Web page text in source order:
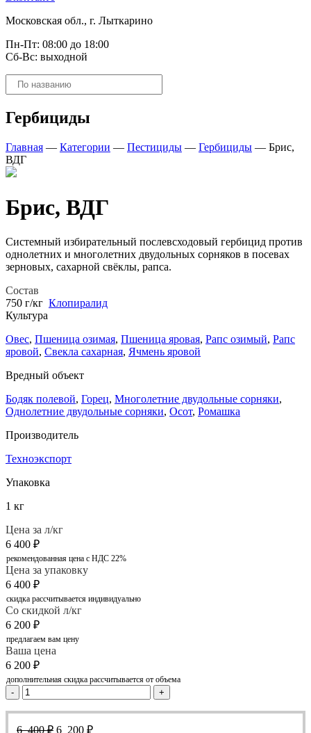
Московская обл., г. Лыткарино
Пн-Пт: 08:00 до 18:00
Сб-Вс: выходной
Поиск
товаров
Гербициды
Главная — Категории — Пестициды — Гербициды — Брис,
ВДГ
Брис, ВДГ
Системный избирательный послевсходовый гербицид против
однолетних и многолетних двудольных сорняков в посевах
зерновых, сахарной свёклы, рапса.
Состав
750 г/кг Клопиралид
Культура
Овес, Пшеница озимая, Пшеница яровая, Рапс озимый, Рапс
яровой, Свекла сахарная, Ячмень яровой
Вредный объект
Бодяк полевой, Горец, Многолетние двудольные сорняки,
Однолетние двудольные сорняки, Осот, Ромашка
Производитель
Техноэкспорт
Упаковка
1 кг
Цена за л/кг
6 400 ₽
рекомендованная цена с НДС 22%
Цена за упаковку
6 400 ₽
скидка рассчитывается индивидуально
Со скидкой л/кг
6 200 ₽
предлагаем вам цену
Ваша цена
6 200 ₽
дополнительная скидка рассчитывается от объема
- +
6 400₽ Первоначальная
6 200 ₽Текущая